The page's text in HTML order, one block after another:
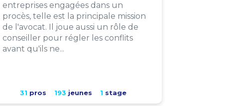
entreprises engagées dans un
procès, telle est la principale mission
de l'avocat. Il joue aussi un rôle de
conseiller pour régler les conflits
avant qu'ils ne...
31 pros 193 jeunes 1 stage